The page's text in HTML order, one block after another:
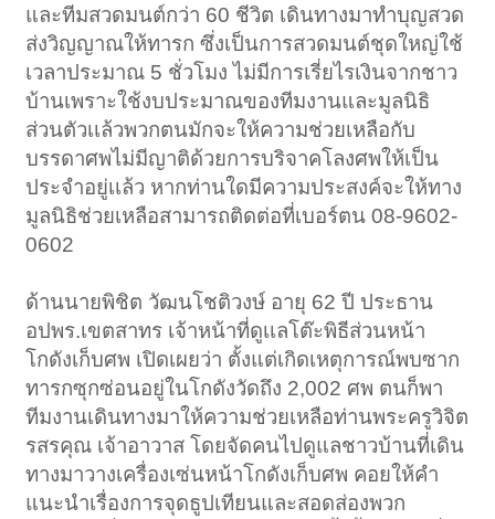
และทีมสวดมนต์กว่า 60 ชีวิต เดินทางมาทำบุญสวด
ส่งวิญญาณให้ทารก ซึ่งเป็นการสวดมนต์ชุดใหญ่ใช้
เวลาประมาณ 5 ชั่วโมง ไม่มีการเรี่ยไรเงินจากชาว
บ้านเพราะใช้งบประมาณของทีมงานและมูลนิธิ
ส่วนตัวเเล้วพวกตนมักจะให้ความช่วยเหลือกับ
บรรดาศพไม่มีญาติด้วยการบริจาคโลงศพให้เป็น
ประจำอยู่เเล้ว หากท่านใดมีความประสงค์จะให้ทาง
มูลนิธิช่วยเหลือสามารถติดต่อที่เบอร์ตน 08-9602-
0602
ด้านนายพิชิต วัฒนโชติวงษ์ อายุ 62 ปี ประธาน
อปพร.เขตสาทร เจ้าหน้าที่ดูเเลโต๊ะพิธีส่วนหน้า
โกดังเก็บศพ เปิดเผยว่า ตั้งแต่เกิดเหตุการณ์พบซาก
ทารกซุกซ่อนอยู่ในโกดังวัดถึง 2,002 ศพ ตนก็พา
ทีมงานเดินทางมาให้ความช่วยเหลือท่านพระครูวิจิต
รสรคุณ เจ้าอาวาส โดยจัดคนไปดูแลชาวบ้านที่เดิน
ทางมาวางเครื่องเซ่นหน้าโกดังเก็บศพ คอยให้คำ
แนะนำเรื่องการจุดธูปเทียนและสอดส่องพวก